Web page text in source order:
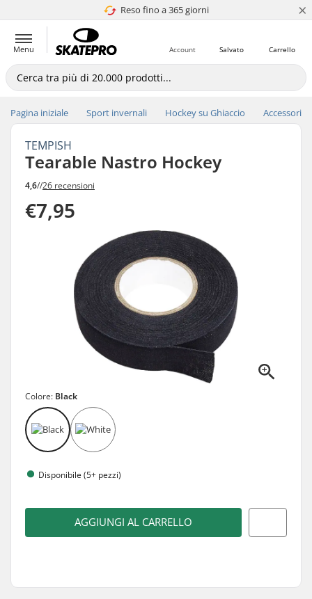
Reso fino a 365 giorni
4.8 di 5 ×
Menu Carrello
Salvato
Account
Pagina iniziale Sport invernali Hockey su Ghiaccio Accessori
TEMPISH
Tearable Nastro Hockey
4,6//26 recensioni
€7,95
Colore: Black
Disponibile (5+ pezzi)
AGGIUNGI AL CARRELLO